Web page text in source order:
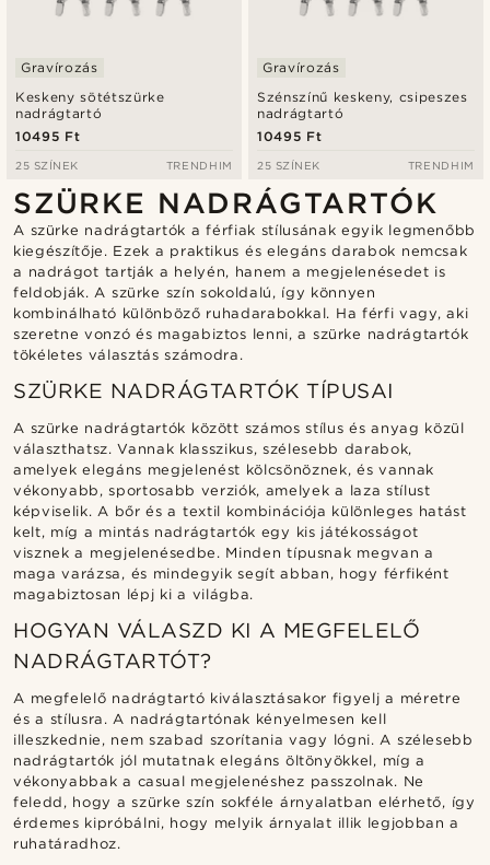
Keskeny sötétszürke
nadrágtartó
Gravírozás
10495 Ft
25 SZÍNEK TRENDHIM
Szénszínű keskeny, csipeszes
nadrágtartó
Gravírozás
10495 Ft
25 SZÍNEK TRENDHIM
SZÜRKE NADRÁGTARTÓK
A szürke nadrágtartók a férfiak stílusának egyik legmenőbb
kiegészítője. Ezek a praktikus és elegáns darabok nemcsak
a nadrágot tartják a helyén, hanem a megjelenésedet is
feldobják. A szürke szín sokoldalú, így könnyen
kombinálható különböző ruhadarabokkal. Ha férfi vagy, aki
szeretne vonzó és magabiztos lenni, a szürke nadrágtartók
tökéletes választás számodra.
SZÜRKE NADRÁGTARTÓK TÍPUSAI
A szürke nadrágtartók között számos stílus és anyag közül
választhatsz. Vannak klasszikus, szélesebb darabok,
amelyek elegáns megjelenést kölcsönöznek, és vannak
vékonyabb, sportosabb verziók, amelyek a laza stílust
képviselik. A bőr és a textil kombinációja különleges hatást
kelt, míg a mintás nadrágtartók egy kis játékosságot
visznek a megjelenésedbe. Minden típusnak megvan a
maga varázsa, és mindegyik segít abban, hogy férfiként
magabiztosan lépj ki a világba.
HOGYAN VÁLASZD KI A MEGFELELŐ
NADRÁGTARTÓT?
A megfelelő nadrágtartó kiválasztásakor figyelj a méretre
és a stílusra. A nadrágtartónak kényelmesen kell
illeszkednie, nem szabad szorítania vagy lógni. A szélesebb
nadrágtartók jól mutatnak elegáns öltönyökkel, míg a
vékonyabbak a casual megjelenéshez passzolnak. Ne
feledd, hogy a szürke szín sokféle árnyalatban elérhető, így
érdemes kipróbálni, hogy melyik árnyalat illik legjobban a
ruhatáradhoz.